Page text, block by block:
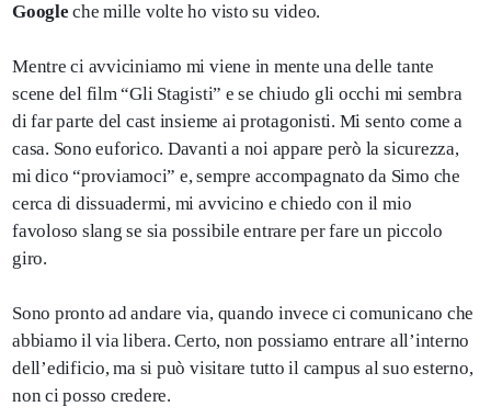
Googleche mille volte ho visto su video.
Mentre ci avviciniamo mi viene in mente una delle tante
scene del film “Gli Stagisti” e se chiudo gli occhi mi sembra
di far parte del cast insieme ai protagonisti. Mi sento come a
casa. Sono euforico. Davanti a noi appare però la sicurezza,
mi dico “proviamoci” e, sempre accompagnato da Simo che
cerca di dissuadermi, mi avvicino e chiedo con il mio
favoloso slang se sia possibile entrare per fare un piccolo
giro.
Sono pronto ad andare via, quando invece ci comunicano che
abbiamo il via libera. Certo, non possiamo entrare all’interno
dell’edificio, ma si può visitare tutto il campus al suo esterno,
non ci posso credere.